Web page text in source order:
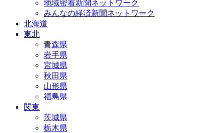
地域密着新聞ネットワーク
みんなの経済新聞ネットワーク
北海道
東北
青森県
岩手県
宮城県
秋田県
山形県
福島県
関東
茨城県
栃木県